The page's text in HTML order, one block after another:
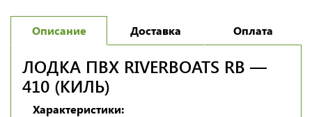
Описание Доставка Оплата
ЛОДКА ПВХ RIVERBOATS RB —
410 (КИЛЬ)
Характеристики: